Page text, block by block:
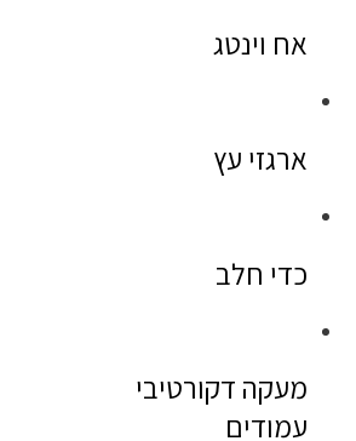
אח וינטג
ארגזי עץ
כדי חלב
מעקה דקורטיבי
עמודים